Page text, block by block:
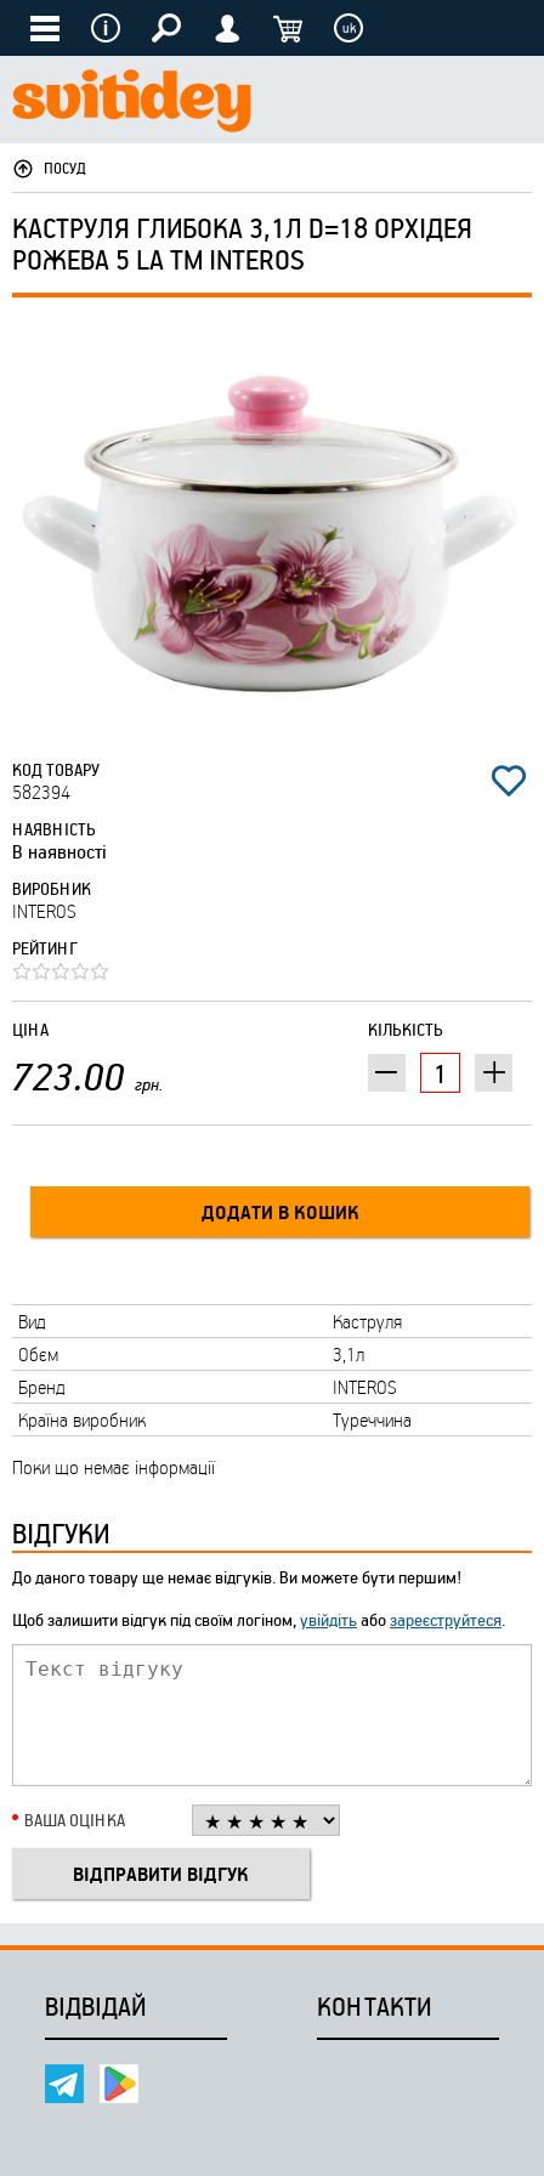
uk
ПОСУД
КАСТРУЛЯ ГЛИБОКА 3,1Л D=18 ОРХІДЕЯ
РОЖЕВА 5 LA ТМ INTEROS
КОД ТОВАРУ
582394
НАЯВНІСТЬ
В наявності
ВИРОБНИК
INTEROS
РЕЙТИНГ
КІЛЬКІСТЬ
ЦІНА
723.00 грн.
Вид
Каструля
Обєм
3,1л
Бренд
INTEROS
Країна виробник
Туреччина
Поки що немає інформації
ВІДГУКИ
До даного товару ще немає відгуків. Ви можете бути першим!
Щоб залишити відгук під своїм логіном,увійдітьабозареєструйтеся.
ВАША ОЦІНКА
ВІДВІДАЙ КОНТАКТИ